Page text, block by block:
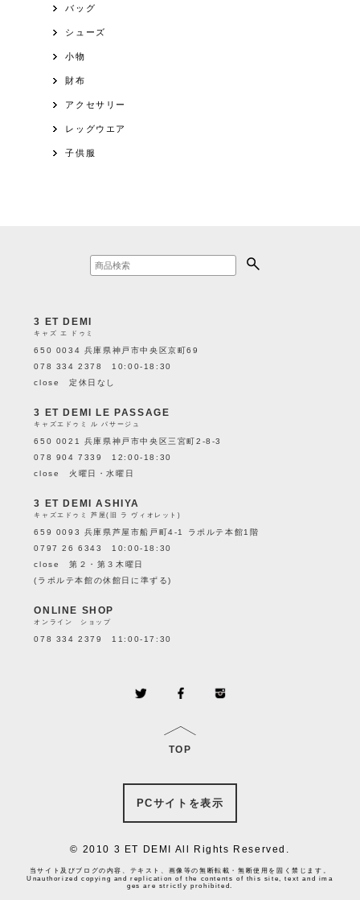
バッグ
シューズ
小物
財布
アクセサリー
レッグウエア
子供服
3 ET DEMI
キャズ エ ドゥミ
650 0034 兵庫県神戸市中央区京町69
078 334 2378 10:00-18:30
close 定休日なし
3 ET DEMI LE PASSAGE
キャズエドゥミ ル パサージュ
650 0021 兵庫県神戸市中央区三宮町2-8-3
078 904 7339 12:00-18:30
close 火曜日・水曜日
3 ET DEMI ASHIYA
キャズエドゥミ 芦屋(旧 ラ ヴィオレット)
659 0093 兵庫県芦屋市船戸町4-1 ラポルテ本館1階
0797 26 6343 10:00-18:30
close 第２・第３木曜日
(ラポルテ本館の休館日に準ずる)
ONLINE SHOP
オンライン ショップ
078 334 2379 11:00-17:30
TOP
PCサイトを表示
© 2010 3 ET DEMI All Rights Reserved.
当サイト及びブログの内容、テキスト、画像等の無断転載・無断使用を固く禁じます。
Unauthorized copying and replication of the contents of this site, text and ima
ges are strictly prohibited.